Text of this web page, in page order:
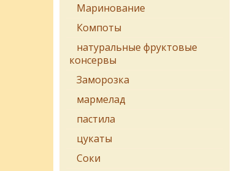
Маринование
Компоты
натуральные фруктовые
консервы
Заморозка
мармелад
пастила
цукаты
Соки